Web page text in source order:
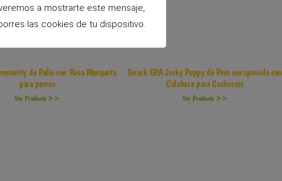
de Pollo con Rosa Mosqueta
para perros
Ver Producto >>
Snack ERA Jerky Puppy de Pavo enriquecido con
Calabaza para Cachorros
Ver Producto >>
a mostrarte este mensaje,
las cookies de tu dispositivo.